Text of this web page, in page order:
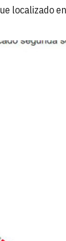
localizado